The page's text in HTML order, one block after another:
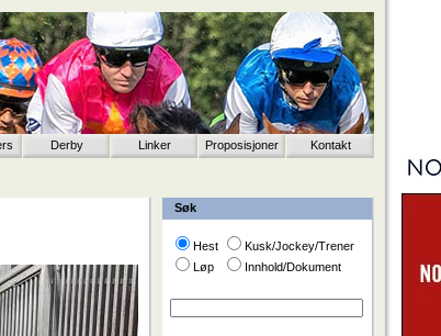
Derby Linker Proposisjoner Kontakt
Søk
Hest
Kusk/Jockey/Trener
Løp
Innhold/Dokument